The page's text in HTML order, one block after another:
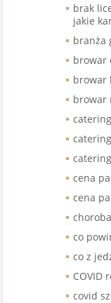
brak
jakie
branża
browar
browar
browar
cena
cena
co
co z
COVID
covid